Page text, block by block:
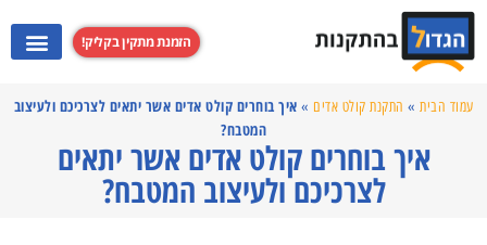
הזמנת מתקין בקליק!
עמוד הבית » התקנת קולט אדים » איך בוחרים קולט אדים אשר יתאים לצרכיכם ולעיצוב
המטבח?
איך בוחרים קולט אדים אשר יתאים
לצרכיכם ולעיצוב המטבח?